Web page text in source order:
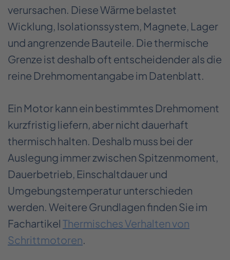
verursachen. Diese Wärme belastet
Wicklung, Isolationssystem, Magnete, Lager
und angrenzende Bauteile. Die thermische
Grenze ist deshalb oft entscheidender als die
reine Drehmomentangabe im Datenblatt.
Ein Motor kann ein bestimmtes Drehmoment
kurzfristig liefern, aber nicht dauerhaft
thermisch halten. Deshalb muss bei der
Auslegung immer zwischen Spitzenmoment,
Dauerbetrieb, Einschaltdauer und
Umgebungstemperatur unterschieden
werden. Weitere Grundlagen finden Sie im
Fachartikel Thermisches Verhalten von
Schrittmotoren.